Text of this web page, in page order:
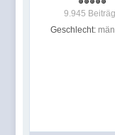
9.945
Geschlecht: